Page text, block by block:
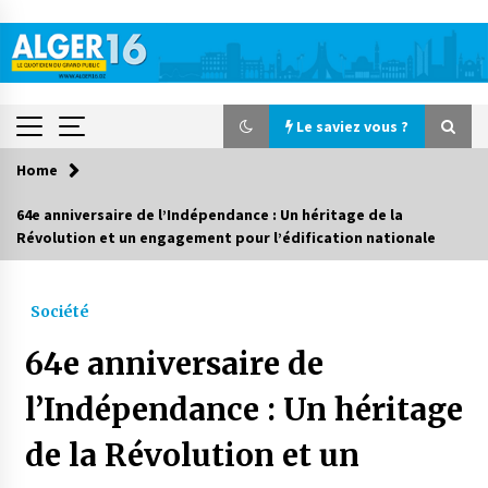
content
Le saviez vous ?
Le saviez vous ?
Accidents de la circulation : 11 décès et 243
Début des camps d’été pour un deuxième
groupe d’enfants autistes
Parking de la Promenade des Sablettes : Mis en
service de bornes automatiques
Home
64e anniversaire de l’Indépendance : Un héritage de la
Révolution et un engagement pour l’édification nationale
Société
64e anniversaire de
l’Indépendance : Un héritage
de la Révolution et un